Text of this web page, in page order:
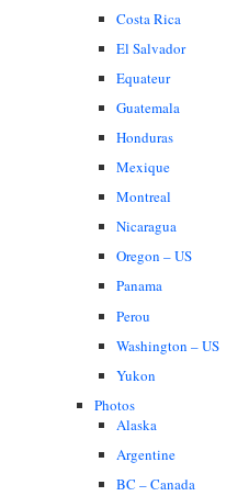
Costa Rica
El Salvador
Equateur
Guatemala
Honduras
Mexique
Montreal
Nicaragua
Oregon – US
Panama
Perou
Washington – US
Yukon
Photos
Alaska
Argentine
BC – Canada